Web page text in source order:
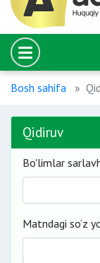
Bosh sahifa
Qidiruv
Bo'limlar
Matndagi so‘z